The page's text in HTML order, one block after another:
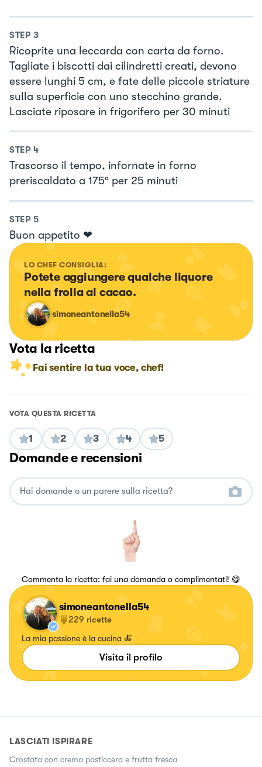
STEP 3
Ricoprite una leccarda con carta da forno.
Tagliate i biscotti dai cilindretti creati, devono
essere lunghi 5 cm, e fate delle piccole striature
sulla superficie con uno stecchino grande.
Lasciate riposare in frigorifero per 30 minuti
STEP 4
Trascorso il tempo, infornate in forno
preriscaldato a 175° per 25 minuti
STEP 5
Buon appetito ❤
LO CHEF CONSIGLIA:
Potete aggiungere qualche liquore
nella frolla al cacao.
simoneantonella54
Vota la ricetta
Fai sentire la tua voce, chef!
VOTA QUESTA RICETTA
1 2 3 4 5
Domande e recensioni
Commenta la ricetta: fai una domanda o complimentati! 😋
simoneantonella54
229 ricette
La mia passione è la cucina 🍝
Visita il profilo
LASCIATI ISPIRARE
Crostata con crema pasticcera e frutta fresca